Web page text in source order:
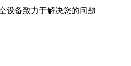
设备致力于解决您的问题